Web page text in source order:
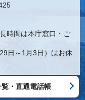
時間は本庁窓口・ご
日～1月3日）はお休
・直通電話帳